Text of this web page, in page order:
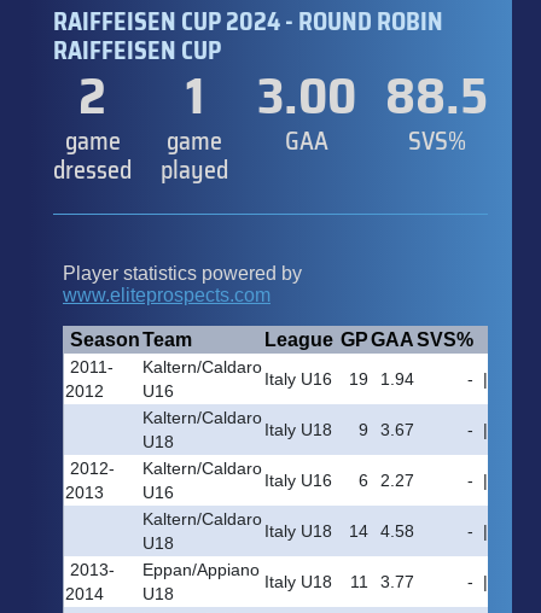
RAIFFEISEN CUP 2024 - ROUND ROBIN
RAIFFEISEN CUP
2
game
dressed
1
game
played
3.00
GAA
88.5
SVS%